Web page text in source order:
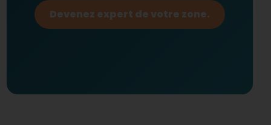
Devenez expert de votre zone.